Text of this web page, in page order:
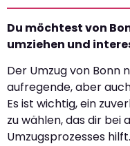
Du möchtest von
umziehen und
Der Umzug von Bonn
aufregende, aber
Es ist wichtig, ein
zu wählen, das dir bei
Umzugsprozesses hilft.